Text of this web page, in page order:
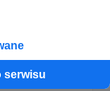
serwisu
na